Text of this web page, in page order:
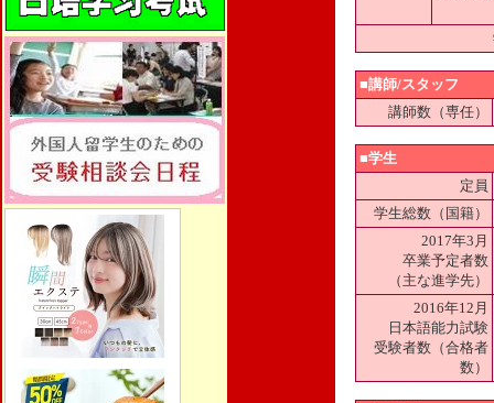
■講師/スタッフ
講師数（専任）
■学生
定員
学生総数（国籍）
2017年3月
卒業予定者数
（主な進学先）
2016年12月
日本語能力試験
受験者数（合格者
数）